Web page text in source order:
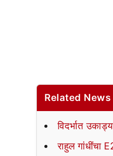
Related
विदर्भात
राहुल गांधींचा